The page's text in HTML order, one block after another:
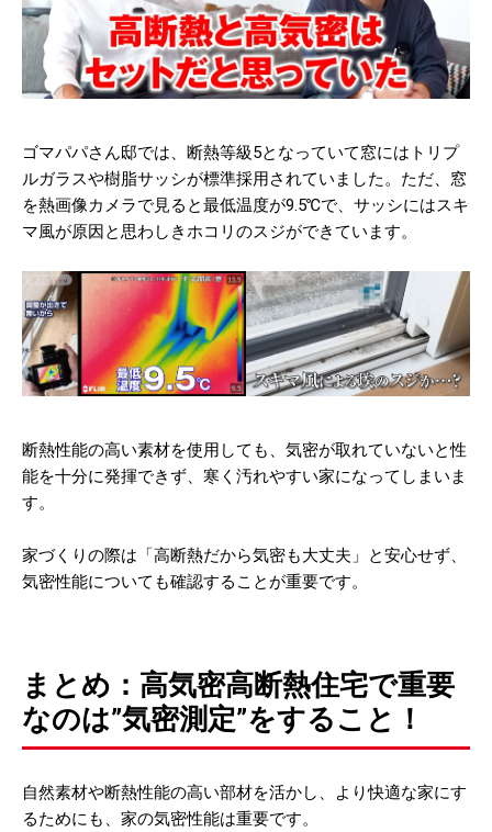
ゴマパパさん邸では、断熱等級5となっていて窓にはトリプ
ルガラスや樹脂サッシが標準採用されていました。ただ、窓
を熱画像カメラで見ると最低温度が9.5℃で、サッシにはスキ
マ風が原因と思わしきホコリのスジができています。
断熱性能の高い素材を使用しても、気密が取れていないと性
能を十分に発揮できず、寒く汚れやすい家になってしまいま
す。
家づくりの際は「高断熱だから気密も大丈夫」と安心せず、
気密性能についても確認することが重要です。
まとめ：高気密高断熱住宅で重要
なのは”気密測定”をすること！
自然素材や断熱性能の高い部材を活かし、より快適な家にす
るためにも、家の気密性能は重要です。